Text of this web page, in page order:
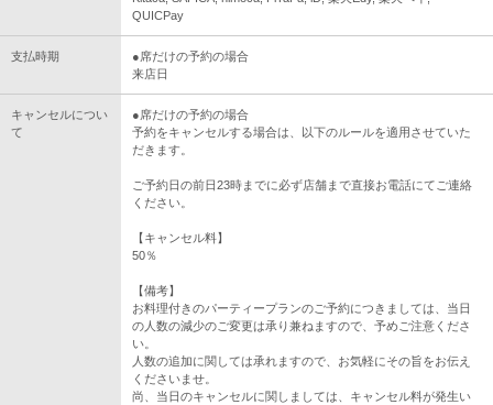
QUICPay
支払時期
●席だけの予約の場合
来店日
キャンセルについ
て
●席だけの予約の場合
予約をキャンセルする場合は、以下のルールを適用させていた
だきます。
ご予約日の前日23時までに必ず店舗まで直接お電話にてご連絡
ください。
【キャンセル料】
50％
【備考】
お料理付きのパーティープランのご予約につきましては、当日
の人数の減少のご変更は承り兼ねますので、予めご注意くださ
い。
人数の追加に関しては承れますので、お気軽にその旨をお伝え
くださいませ。
尚、当日のキャンセルに関しましては、キャンセル料が発生い